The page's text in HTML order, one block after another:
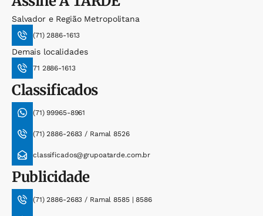
Salvador e Região Metropolitana
(71) 2886-1613
Demais localidades
71 2886-1613
Classificados
(71) 99965-8961
(71) 2886-2683 / Ramal 8526
classificados@grupoatarde.com.br
Publicidade
(71) 2886-2683 / Ramal 8585 | 8586